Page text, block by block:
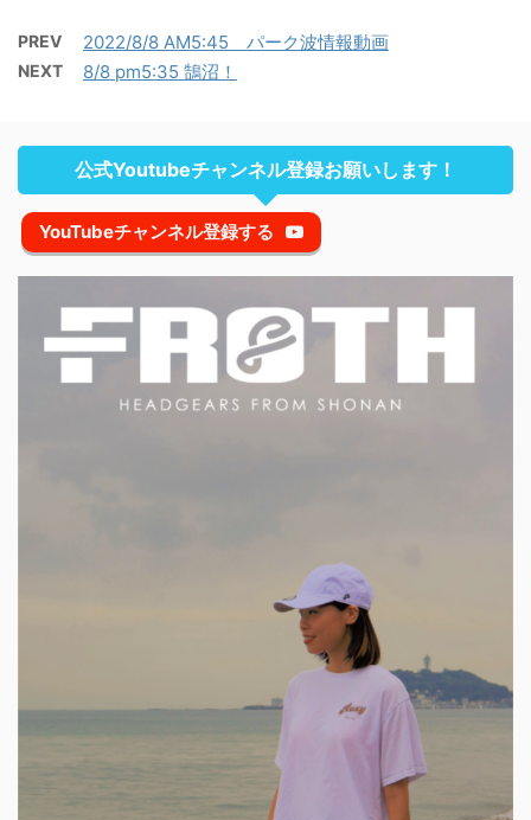
PREV 2022/8/8 AM5:45 パーク波情報動画
NEXT 8/8 pm5:35 鵠沼！
公式Youtubeチャンネル登録お願いします！
YouTubeチャンネル登録する